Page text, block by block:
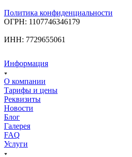
Политика конфиденциальности
ОГРН: 1107746346179
ИНН: 7729655061
Информация
О компании
Тарифы и цены
Реквизиты
Новости
Блог
Галерея
FAQ
Услуги